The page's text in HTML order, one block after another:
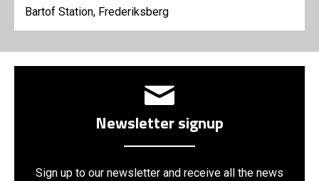
Bartof Station, Frederiksberg
Newsletter signup
Sign up to our newsletter and receive all the news